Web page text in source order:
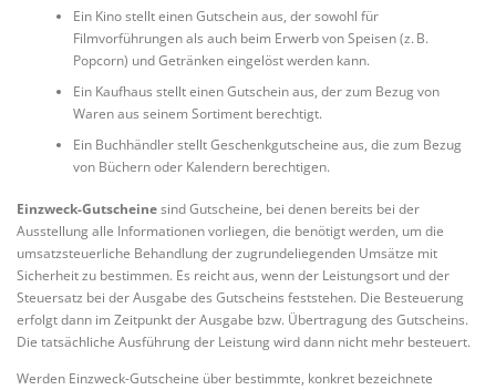
Ein Kino stellt einen Gutschein aus, der sowohl für
Filmvorführungen als auch beim Erwerb von Speisen (z. B.
Popcorn) und Getränken eingelöst werden kann.
Ein Kaufhaus stellt einen Gutschein aus, der zum Bezug von
Waren aus seinem Sortiment berechtigt.
Ein Buchhändler stellt Geschenkgutscheine aus, die zum Bezug
von Büchern oder Kalendern berechtigen.
Einzweck-Gutscheinesind Gutscheine, bei denen bereits bei der
Ausstellung alle Informationen vorliegen, die benötigt werden, um die
umsatzsteuerliche Behandlung der zugrundeliegenden Umsätze mit
Sicherheit zu bestimmen. Es reicht aus, wenn der Leistungsort und der
Steuersatz bei der Ausgabe des Gutscheins feststehen. Die Besteuerung
erfolgt dann im Zeitpunkt der Ausgabe bzw. Übertragung des Gutscheins.
Die tatsächliche Ausführung der Leistung wird dann nicht mehr besteuert.
Werden Einzweck-Gutscheine über bestimmte, konkret bezeichnete